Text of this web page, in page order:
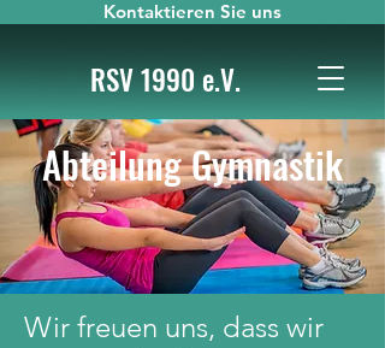
Kontaktieren Sie uns
RSV 1990 e.V.
Abteilung Gymnastik
Wir freuen uns, dass wir